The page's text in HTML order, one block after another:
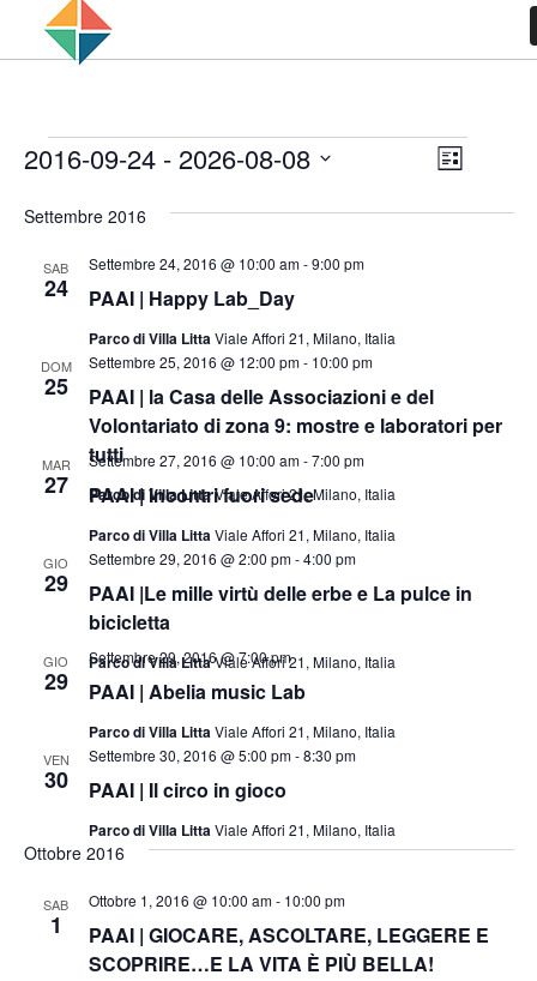
Eventi
Viste
Lista
2016-09-24 - 2026-08-08
la
Settembre 2016
SAB
24 PAAI | Happy Lab_Day
Settembre 24, 2016 @ 10:00 am-9:00 pm
Parco di Villa LittaViale Affori 21, Milano, Italia
DOM
25
PAAI | la Casa delle Associazioni e del
Volontariato di zona 9: mostre e laboratori per
tutti
Settembre 25, 2016 @ 12:00 pm- 10:00 pm
Parco di Villa LittaViale Affori 21, Milano, Italia
MAR
27 PAAI | Incontri fuori sede
Settembre 27, 2016 @ 10:00 am-7:00 pm
Parco di Villa LittaViale Affori 21, Milano, Italia
GIO
29
PAAI |Le mille virtù delle erbe e La pulce in
bicicletta
Settembre 29, 2016 @ 2:00 pm-4:00 pm
Parco di Villa LittaViale Affori 21, Milano, Italia
GIO
29 PAAI | Abelia music Lab
Settembre 29, 2016 @ 7:00 pm
Parco di Villa LittaViale Affori 21, Milano, Italia
VEN
30 PAAI | Il circo in gioco
Settembre 30, 2016 @ 5:00 pm-8:30 pm
Parco di Villa LittaViale Affori 21, Milano, Italia
Ottobre 2016
SAB
1
PAAI | GIOCARE, ASCOLTARE, LEGGERE E
SCOPRIRE…E LA VITA È PIÙ BELLA!
Ottobre 1, 2016 @ 10:00 am- 10:00 pm